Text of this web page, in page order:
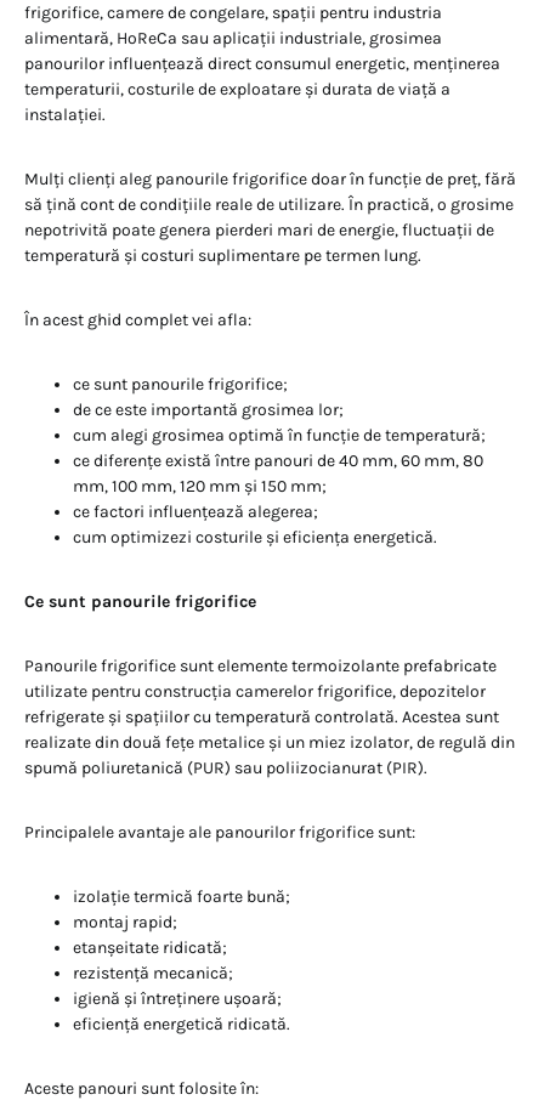
frigorifice, camere de congelare, spații pentru industria
alimentară, HoReCa sau aplicații industriale, grosimea
panourilor influențează direct consumul energetic, menținerea
temperaturii, costurile de exploatare și durata de viață a
instalației.
Mulți clienți aleg panourile frigorifice doar în funcție de preț, fără
să țină cont de condițiile reale de utilizare. În practică, o grosime
nepotrivită poate genera pierderi mari de energie, fluctuații de
temperatură și costuri suplimentare pe termen lung.
În acest ghid complet vei afla:
ce sunt panourile frigorifice;
de ce este importantă grosimea lor;
cum alegi grosimea optimă în funcție de temperatură;
ce diferențe există între panouri de 40 mm, 60 mm, 80
mm, 100 mm, 120 mm și 150 mm;
ce factori influențează alegerea;
cum optimizezi costurile și eficiența energetică.
Ce sunt panourile frigorifice
Panourile frigorifice sunt elemente termoizolante prefabricate
utilizate pentru construcția camerelor frigorifice, depozitelor
refrigerate și spațiilor cu temperatură controlată. Acestea sunt
realizate din două fețe metalice și un miez izolator, de regulă din
spumă poliuretanică (PUR) sau poliizocianurat (PIR).
Principalele avantaje ale panourilor frigorifice sunt:
izolație termică foarte bună;
montaj rapid;
etanșeitate ridicată;
rezistență mecanică;
igienă și întreținere ușoară;
eficiență energetică ridicată.
Aceste panouri sunt folosite în: